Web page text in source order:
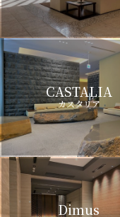
CASTALIA
カスタリア
Dimus